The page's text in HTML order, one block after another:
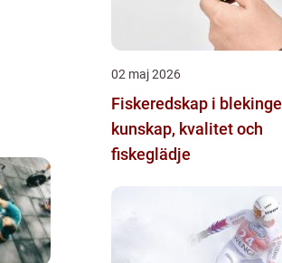
02 maj 2026
Fiskeredskap i blekinge
kunskap, kvalitet och
fiskeglädje